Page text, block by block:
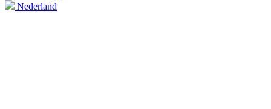
Nederland